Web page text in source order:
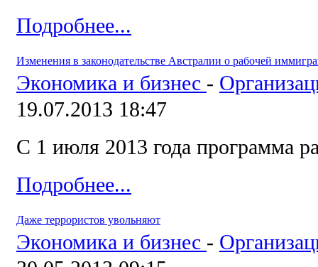
Подробнее...
Изменения в законодательстве Австралии о рабочей
Экономика и бизнес -
19.07.2013 18:47
С 1 июля 2013 года программа
Подробнее...
Даже террористов увольняют
Экономика и бизнес -